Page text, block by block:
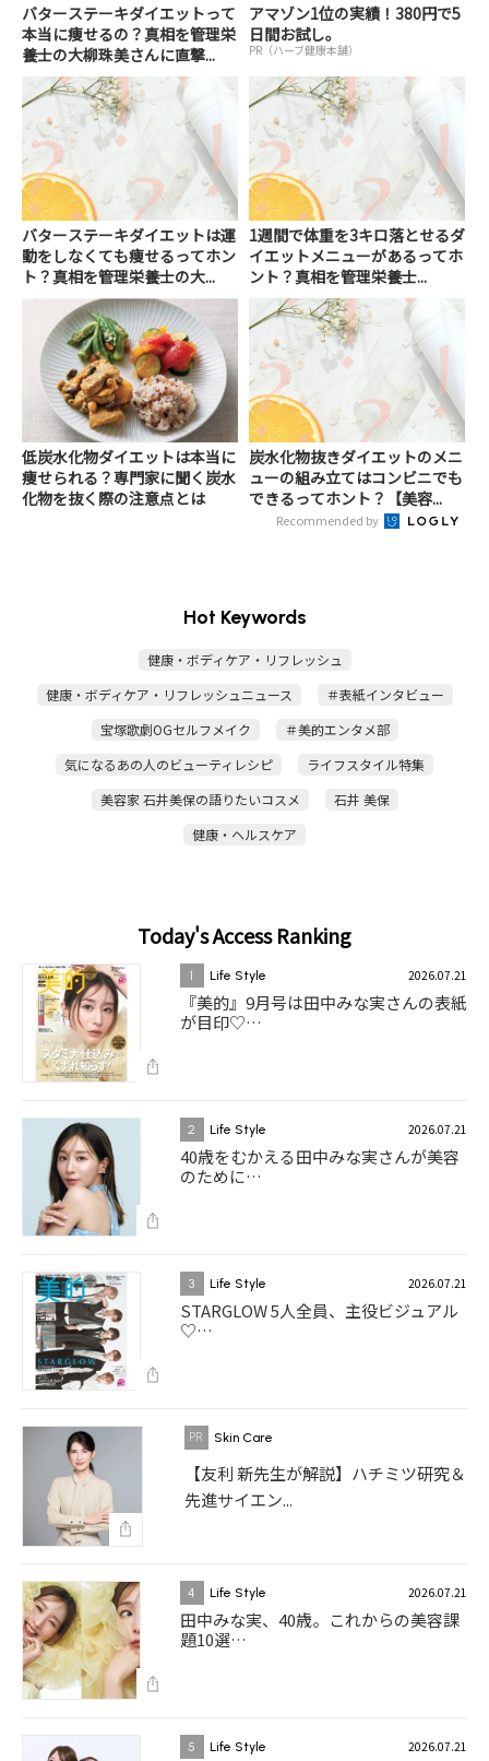
バターステーキダイエットって
本当に痩せるの？真相を管理栄
養士の大柳珠美さんに直撃...
アマゾン1位の実績！380円で5
日間お試し。
PR（ハーブ健康本舗）
バターステーキダイエットは運
動をしなくても痩せるってホン
ト？真相を管理栄養士の大...
1週間で体重を3キロ落とせるダ
イエットメニューがあるってホ
ント？真相を管理栄養士...
低炭水化物ダイエットは本当に
痩せられる？専門家に聞く炭水
化物を抜く際の注意点とは
炭水化物抜きダイエットのメニ
ューの組み立てはコンビニでも
できるってホント？【美容...
Recommended by
Hot Keywords
健康・ボディケア・リフレッシュ
健康・ボディケア・リフレッシュニュース
＃表紙インタビュー
宝塚歌劇OGセルフメイク
＃美的エンタメ部
気になるあの人のビューティレシピ
ライフスタイル特集
美容家 石井美保の語りたいコスメ
石井 美保
健康・ヘルスケア
Today's Access Ranking
1 Life Style 2026.07.21
『美的』9月号は田中みな実さんの表紙
が目印♡…
2 Life Style 2026.07.21
40歳をむかえる田中みな実さんが美容
のために…
3 Life Style 2026.07.21
STARGLOW 5人全員、主役ビジュアル
♡…
Skin Care
【友利 新先生が解説】ハチミツ研究＆
先進サイエン...
4 Life Style 2026.07.21
田中みな実、40歳。これからの美容課
題10選…
5 Life Style 2026.07.21